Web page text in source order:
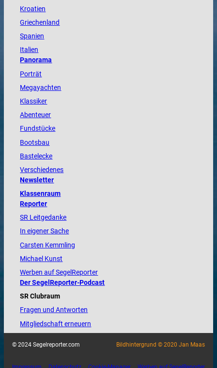
Kroatien
Griechenland
Spanien
Italien
Panorama
Porträt
Megayachten
Klassiker
Abenteuer
Fundstücke
Bootsbau
Bastelecke
Verschiedenes
Newsletter
Klassenraum
Reporter
SR Leitgedanke
In eigener Sache
Carsten Kemmling
Michael Kunst
Werben auf SegelReporter
Der SegelReporter-Podcast
SR Clubraum
Fragen und Antworten
Mitgliedschaft erneuern
© 2024 Segelreporter.com Bildhintergrund © 2020 Jan Maas